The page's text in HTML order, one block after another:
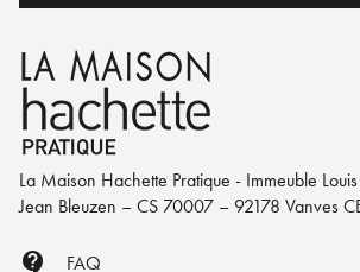
La Maison Hachette Pratique - Immeuble
Jean Bleuzen – CS 70007 – 92178 Vanves
contact_support FAQ